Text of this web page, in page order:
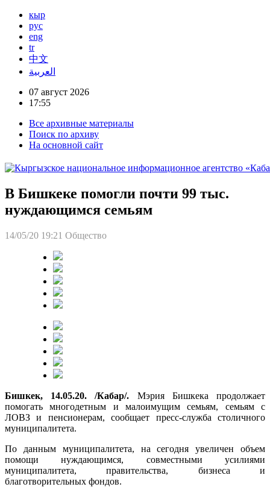
кыр
рус
eng
tr
中文
العربية
07 август 2026
17:55
Все архивные материалы
Поиск по архиву
На основной сайт
В Бишкеке помогли почти 99 тыс.
нуждающимся семьям
14/05/20 19:21 Общество
Бишкек, 14.05.20. /Кабар/. Мэрия Бишкека продолжает
помогать многодетным и малоимущим семьям, семьям с
ЛОВЗ и пенсионерам, сообщает пресс-служба столичного
муниципалитета.
По данным муниципалитета, на сегодня увеличен объем
помощи нуждающимся, совместными усилиями
муниципалитета, правительства, бизнеса и
благотворительных фондов.